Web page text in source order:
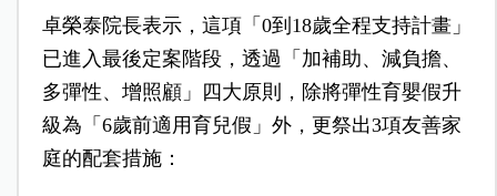
卓榮泰院長表示，這項「0到18歲全程支持計畫」
已進入最後定案階段，透過「加補助、減負擔、
多彈性、增照顧」四大原則，除將彈性育嬰假升
級為「6歲前適用育兒假」外，更祭出3項友善家
庭的配套措施：